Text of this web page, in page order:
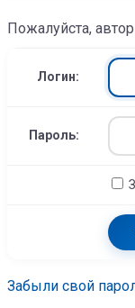
Пожалуйста,
Логин:
Пароль:
Забыли свой